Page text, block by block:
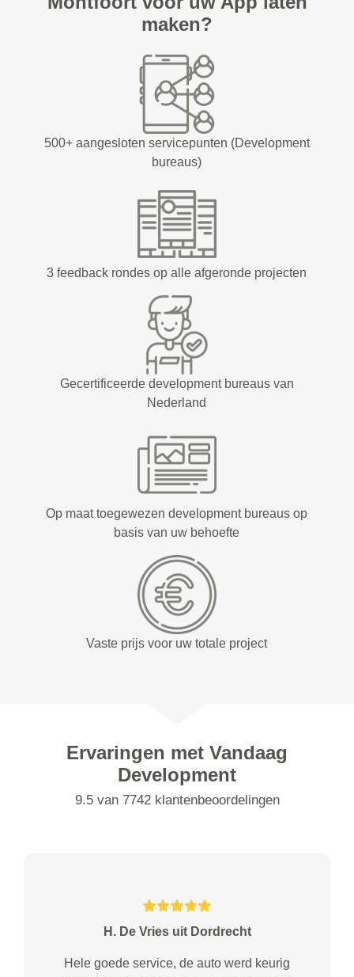
maken?
500+ aangesloten servicepunten (Development
bureaus)
3 feedback rondes op alle afgeronde projecten
Gecertificeerde development bureaus van
Nederland
Op maat toegewezen development bureaus op
basis van uw behoefte
Vaste prijs voor uw totale project
Ervaringen met Vandaag
Development
9.5 van 7742 klantenbeoordelingen
H. De Vries uit Dordrecht
Hele goede service, de auto werd keurig